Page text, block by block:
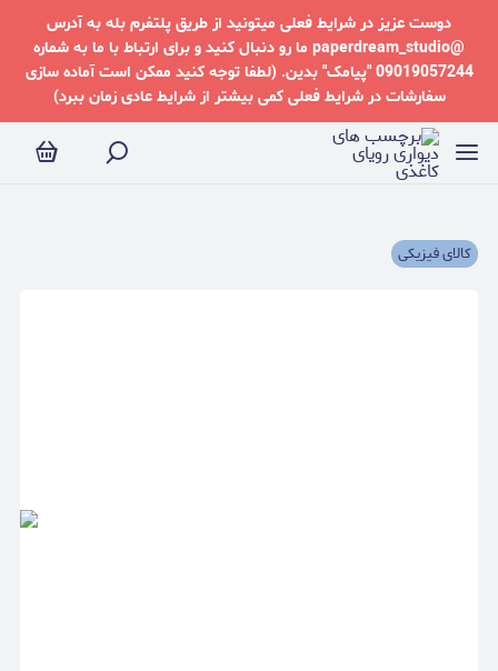
دوست عزیز در شرایط فعلی میتونید از طریق پلتفرم بله به آدرس
@paperdream_studio ما رو دنبال کنید و برای ارتباط با ما به شماره
09019057244 "پیامک" بدین. (لطفا توجه کنید ممکن است آماده سازی
سفارشات در شرایط فعلی کمی بیشتر از شرایط عادی زمان ببرد)
کالای فیزیکی